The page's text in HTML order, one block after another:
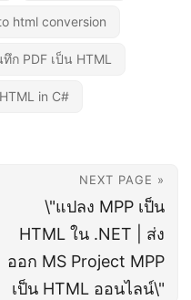
html conversion
ก PDF เป็น HTML
in C#
NEXT PAGE »
\"แปลง MPP เป็น
HTML ใน .NET | ส่ง
ออก MS Project MPP
เป็น HTML ออนไลน์\"